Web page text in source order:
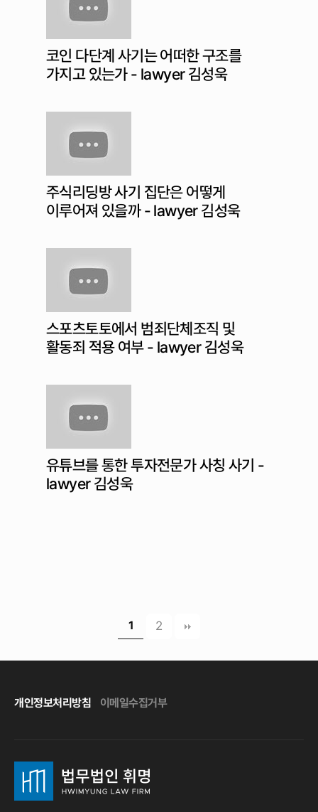
코인 다단계 사기는 어떠한 구조를
가지고 있는가 - lawyer 김성욱
주식리딩방 사기 집단은 어떻게
이루어져 있을까 - lawyer 김성욱
스포츠토토에서 범죄단체조직 및
활동죄 적용 여부 - lawyer 김성욱
유튜브를 통한 투자전문가 사칭 사기 -
lawyer 김성욱
1 2
개인정보처리방침 이메일수집거부